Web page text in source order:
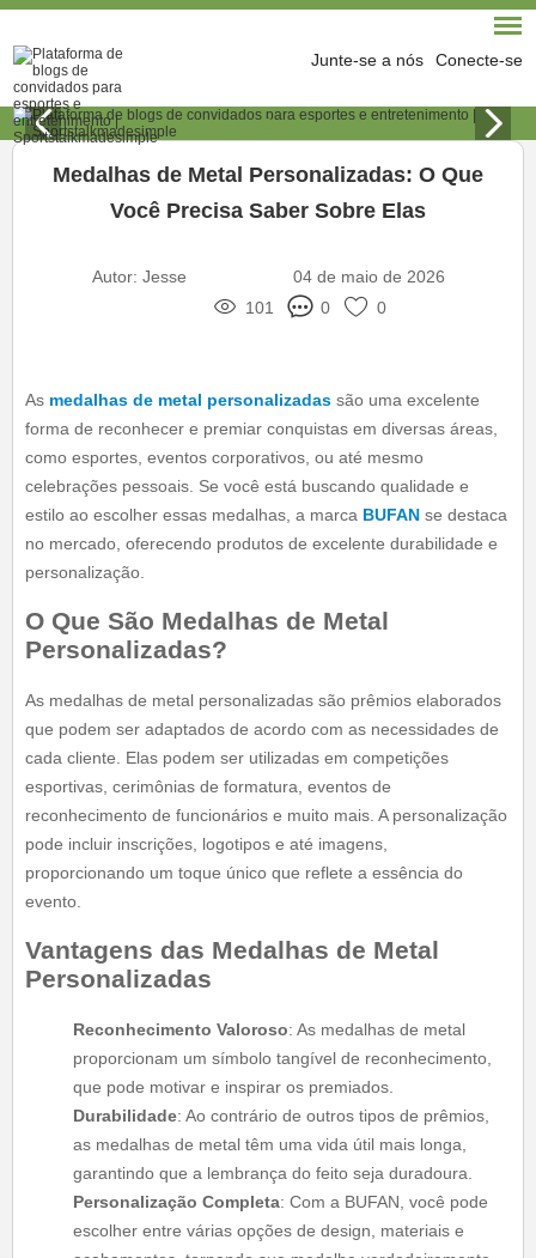
Junte-se a nós Conecte-se
Medalhas de Metal Personalizadas: O Que
Você Precisa Saber Sobre Elas
Autor: Jesse
04 de maio de 2026
101
0 0
As medalhas de metal personalizadas são uma excelente
forma de reconhecer e premiar conquistas em diversas áreas,
como esportes, eventos corporativos, ou até mesmo
celebrações pessoais. Se você está buscando qualidade e
estilo ao escolher essas medalhas, a marca BUFAN se destaca
no mercado, oferecendo produtos de excelente durabilidade e
personalização.
O Que São Medalhas de Metal
Personalizadas?
As medalhas de metal personalizadas são prêmios elaborados
que podem ser adaptados de acordo com as necessidades de
cada cliente. Elas podem ser utilizadas em competições
esportivas, cerimônias de formatura, eventos de
reconhecimento de funcionários e muito mais. A personalização
pode incluir inscrições, logotipos e até imagens,
proporcionando um toque único que reflete a essência do
evento.
Vantagens das Medalhas de Metal
Personalizadas
Reconhecimento Valoroso: As medalhas de metal
proporcionam um símbolo tangível de reconhecimento,
que pode motivar e inspirar os premiados.
Durabilidade: Ao contrário de outros tipos de prêmios,
as medalhas de metal têm uma vida útil mais longa,
garantindo que a lembrança do feito seja duradoura.
Personalização Completa: Com a BUFAN, você pode
escolher entre várias opções de design, materiais e